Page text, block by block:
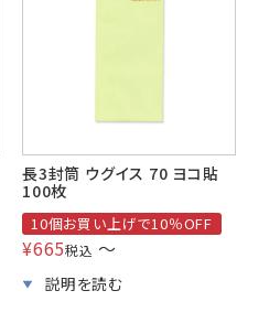
長3封筒 ウグイス 70 ヨコ貼
100枚
10個お買い上げで10％OFF
¥665税込 〜